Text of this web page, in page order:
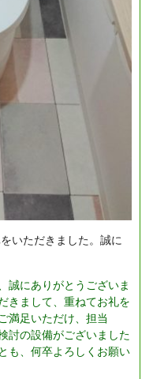
いただきました。誠に
誠にありがとうございま
きまして、重ねてお礼を
満足いただけ、担当
討の設備がございました
も、何卒よろしくお願い